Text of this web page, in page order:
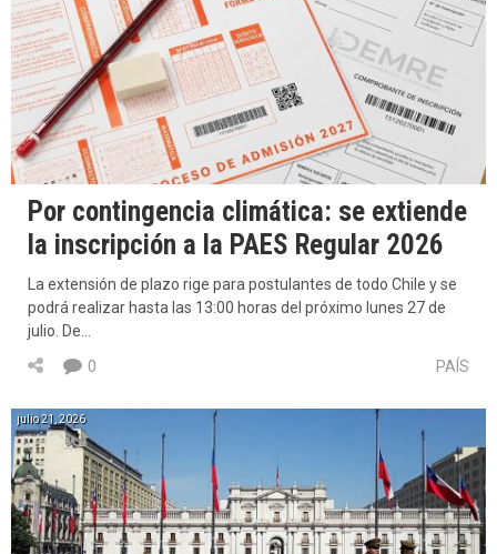
Por contingencia climática: se extiende
la inscripción a la PAES Regular 2026
La extensión de plazo rige para postulantes de todo Chile y se
podrá realizar hasta las 13:00 horas del próximo lunes 27 de
julio. De…
PAÍS
0
julio 21, 2026